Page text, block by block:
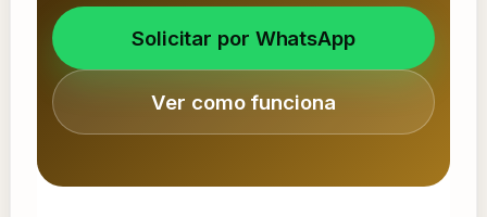
Solicitar por WhatsApp
Ver como funciona